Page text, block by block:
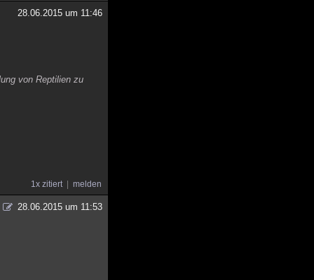
28.06.2015 um 11:46
von Reptilien zu
1x zitiert melden
28.06.2015 um 11:53